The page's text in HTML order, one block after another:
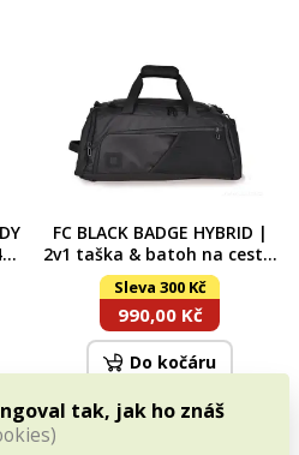
tak, jak ho znáš
FC BLACK BADGE HYBRID |
2v1 taška & batoh na cesty,
sport i práci | voděodolná,
kapsa na boty & laptop | 36
L
Sleva 300 Kč
990,00 Kč
Do kočáru
Skladem